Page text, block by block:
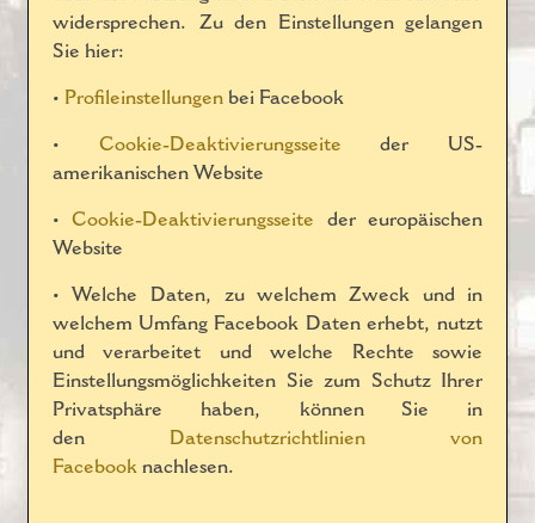
widersprechen. Zu den Einstellungen gelangen
Sie hier:
• Profileinstellungen bei Facebook
• Cookie-Deaktivierungsseite der US-
amerikanischen Website
•Cookie-Deaktivierungsseite der europäischen
Website
• Welche Daten, zu welchem Zweck und in
welchem Umfang Facebook Daten erhebt, nutzt
und verarbeitet und welche Rechte sowie
Einstellungsmöglichkeiten Sie zum Schutz Ihrer
Privatsphäre haben, können Sie in
den Datenschutzrichtlinien von
Facebook nachlesen.